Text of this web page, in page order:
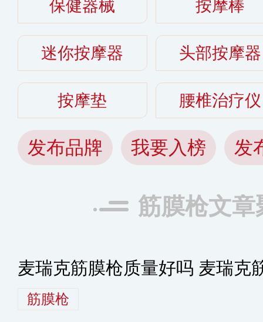
保健器械 按摩棒
迷你按摩器 头部按摩器
按摩垫 腰椎治疗仪
发布品牌 我要入榜 发
筋膜枪文章
麦瑞克筋膜枪质量好吗 麦瑞克
筋膜枪